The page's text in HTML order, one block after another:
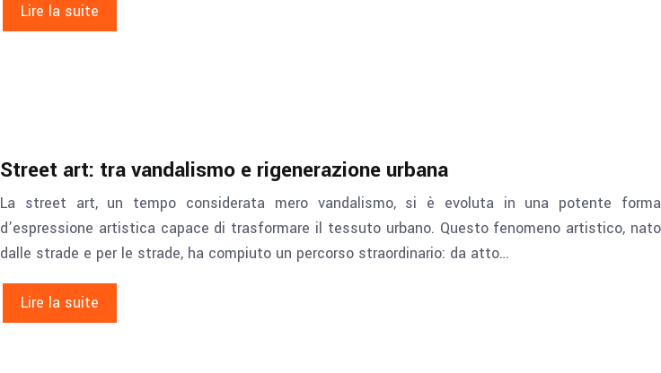
Lire la suite
Street art: tra vandalismo e rigenerazione urbana
La street art, un tempo considerata mero vandalismo, si è evoluta in una potente forma
d’espressione artistica capace di trasformare il tessuto urbano. Questo fenomeno artistico, nato
dalle strade e per le strade, ha compiuto un percorso straordinario: da atto…
Lire la suite